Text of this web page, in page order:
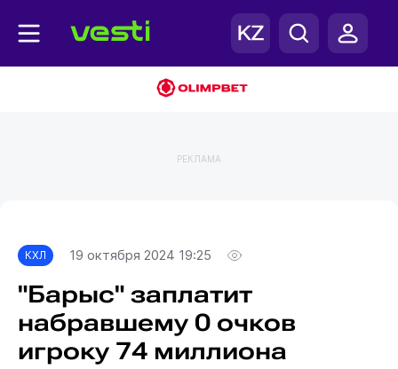
РЕКЛАМА
КХЛ 19 октября 2024 19:25
"Барыс" заплатит
набравшему 0 очков
игроку 74 миллиона